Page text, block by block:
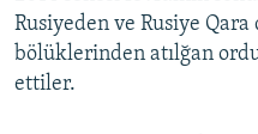
Rusiyeden ve Rusiye Qara
bölüklerinden atılğan
ettiler.